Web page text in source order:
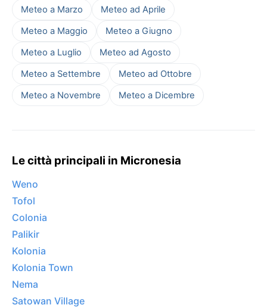
Meteo a Marzo
Meteo ad Aprile
Meteo a Maggio
Meteo a Giugno
Meteo a Luglio
Meteo ad Agosto
Meteo a Settembre
Meteo ad Ottobre
Meteo a Novembre
Meteo a Dicembre
Le città principali in Micronesia
Weno
Tofol
Colonia
Palikir
Kolonia
Kolonia Town
Nema
Satowan Village